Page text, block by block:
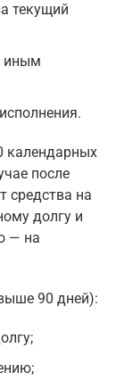
текущий
иным
календарных
после
средства на
долгу и
— на
90 дней):